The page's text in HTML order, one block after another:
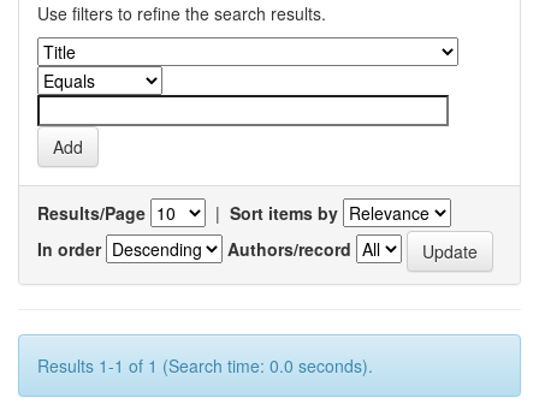
Use filters to refine the search results.
Results/Page | Sort items by
In order
Authors/record
Results 1-1 of 1 (Search time: 0.0 seconds).